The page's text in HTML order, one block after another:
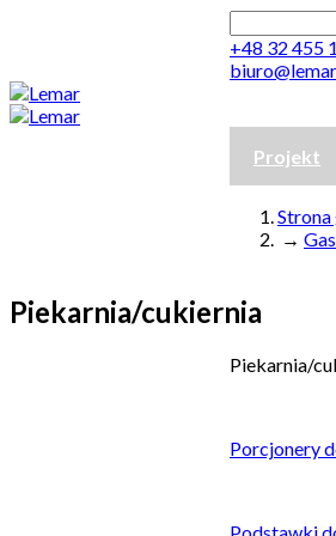
+48 32 455
Projekt
Jesteś
Strona
→
Piekarnia/cukiernia
Piekarnia/
Porcjonery